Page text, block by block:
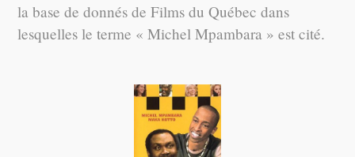
la base de donnés de Films du Québec dans
lesquelles le terme « Michel Mpambara » est cité.